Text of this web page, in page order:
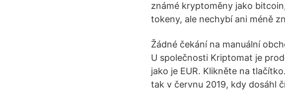
známé kryptoměny jako
tokeny, ale nechybí ani méně
Žádné čekání na manuální
U společnosti Kriptomat je
jako je EUR. Klikněte na
tak v červnu 2019, kdy dosáhl